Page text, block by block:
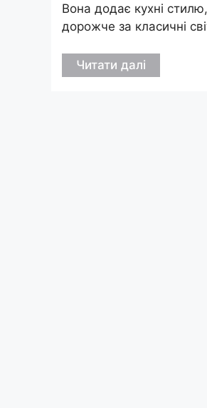
Вона додає кухні
дорожче за класичні
Читати далі